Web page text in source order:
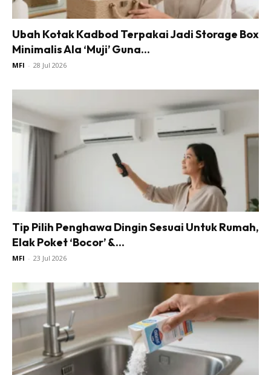
Ilham Impiana
Ilham Impiana 360
Ilham Impiana Inspirasi Selebriti
Impiana TV
Lahar Dekor
Sembang Dekor
Sembang Laman
Hub Ideaktiv
Ubah Kotak Kadbod Terpakai Jadi Storage Box
Minimalis Ala ‘Muji’ Guna...
MFI - 28 Jul 2026
Tip Pilih Penghawa Dingin Sesuai Untuk Rumah,
Elak Poket ‘Bocor’ &...
MFI - 23 Jul 2026